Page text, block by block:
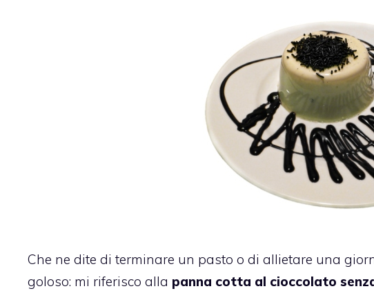
Che ne dite di terminare un pasto o di allietare una
goloso: mi riferisco alla panna cotta al cioccolato